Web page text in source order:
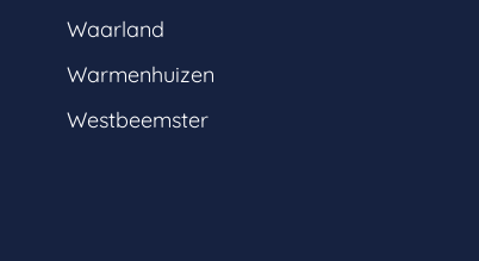
Waarland
Warmenhuizen
Westbeemster